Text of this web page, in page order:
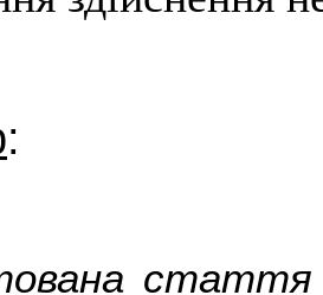
:
стаття